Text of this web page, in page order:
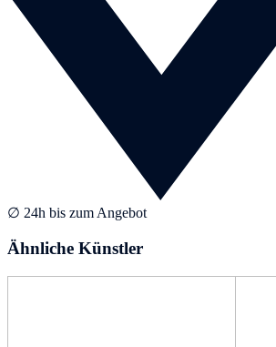
∅ 24h bis zum Angebot
Ähnliche Künstler